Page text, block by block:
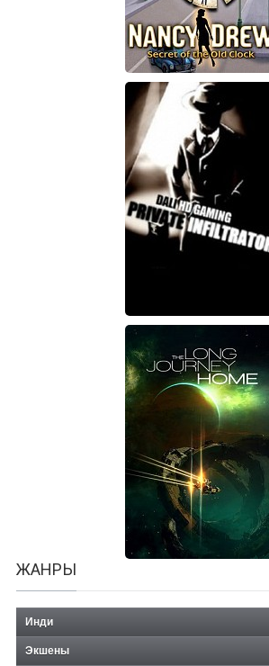
Nancy Drew: Secret of
Private
ЖАНРЫ
Инди
Экшены